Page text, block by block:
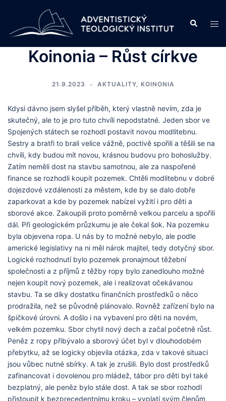
content
Search
Koinonia – Růst církve
21.9.2023 AKTUALITY, KOINONIA
Kdysi dávno jsem slyšel příběh, který vlastně nevím, zda je
skutečný, ale to je pro tuto chvíli nepodstatné. Jeden sbor ve
Spojených státech se rozhodl postavit novou modlitebnu.
Sestry a bratři to brali velice vážně, poctivě spořili a těšili se na
chvíli, kdy budou mít novou, krásnou budovu pro bohoslužby.
Zatím neměli dost na stavbu samotnou, ale za naspořené
finance se rozhodli koupit pozemek. Chtěli modlitebnu v dobré
dojezdové vzdálenosti za městem, kde by se dalo dobře
zaparkovat a kde by pozemek nabízel vyžití i pro děti a
sborové akce. Zakoupili proto poměrně velkou parcelu a spořili
dál. Při geologickém průzkumu je ale čekal šok. Na pozemku
byla objevena ropa. U nás by to možné nebylo, ale podle
americké legislativy na ni měl nárok majitel, tedy dotyčný sbor.
Logické rozhodnutí bylo pozemek pronajmout těžební
společnosti a z příjmů z těžby ropy bylo zanedlouho možné
nejen koupit nový pozemek, ale i realizovat očekávanou
stavbu. Ta se díky dostatku finančních prostředků o něco
prodražila, než se původně plánovalo. Rovněž zařízení bylo na
špičkové úrovni. A došlo i na vybavení pro děti na novém,
velkém pozemku. Sbor chytil nový dech a začal početně růst.
Peněz z ropy přibývalo a sborový účet byl v dlouhodobém
přebytku, až se logicky objevila otázka, zda v takové situaci
jsou vůbec nutné sbírky. A tak je zrušili. Bylo dost prostředků
zafinancovat i dovolenou pro mládež, tábor pro děti byl také
bezplatný, ale peněz bylo stále dost. A tak se sbor rozhodl
přistoupit k bezprecedentnímu kroku – vyplatí svým členům